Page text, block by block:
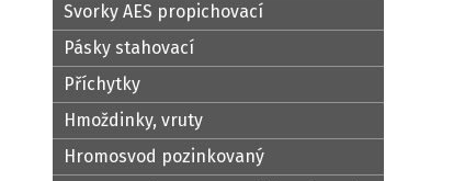
Svorky AES propichovací
Pásky stahovací
Příchytky
Hmoždinky, vruty
Hromosvod pozinkovaný